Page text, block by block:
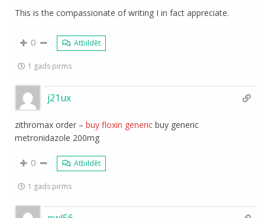
This is the compassionate of writing I in fact appreciate.
0 Atbildēt
1 gads pirms
j21ux
zithromax order –buy floxin generic buy generic
metronidazole 200mg
0 Atbildēt
1 gads pirms